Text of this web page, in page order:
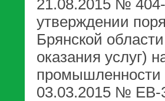
21.08.2015 №
утверждении
Брянской
оказания услуг)
промышленности
03.03.2015 № ЕВ-